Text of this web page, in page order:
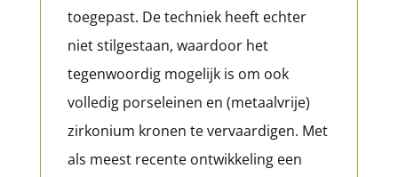
toegepast. De techniek heeft echter
niet stilgestaan, waardoor het
tegenwoordig mogelijk is om ook
volledig porseleinen en (metaalvrije)
zirkonium kronen te vervaardigen. Met
als meest recente ontwikkeling een